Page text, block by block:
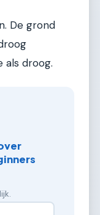
De grond
als droog.